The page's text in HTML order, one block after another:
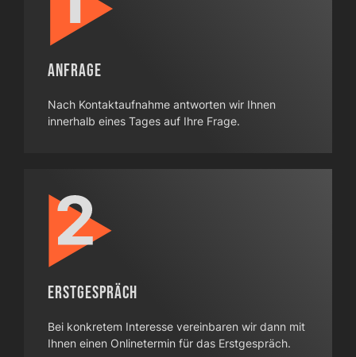
Anfrage
Nach Kontaktaufnahme antworten wir Ihnen
innerhalb eines Tages auf Ihre Frage.
Erstgespräch
Bei konkretem Interesse vereinbaren wir dann mit
Ihnen einen Onlinetermin für das Erstgespräch.